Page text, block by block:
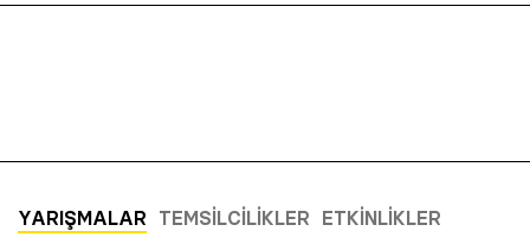
YARIŞMALAR TEMSILCILIKLER ETKINLIKLER